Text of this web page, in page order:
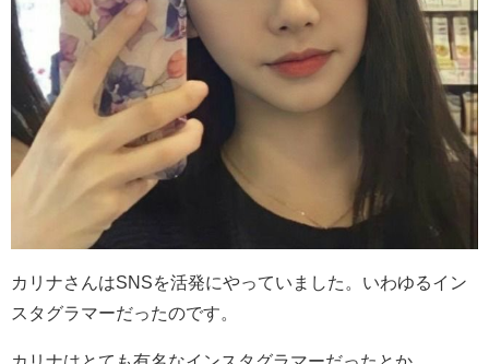
カリナさんはSNSを活発にやっていました。いわゆるイン
スタグラマーだったのです。
カリナはとても有名なインスタグラマーだったとか。